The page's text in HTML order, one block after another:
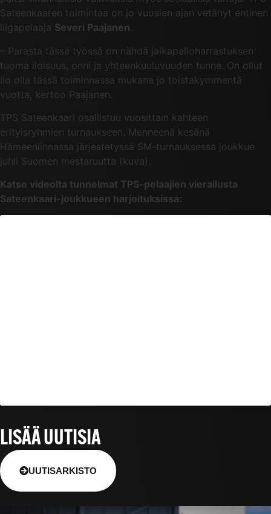
Sateenkaaren toimintaa on jo vuosien ajan vetänyt entinen
liigapelaaja Severi Paajanen.
– Parasta tässä työssä on nähdä jalkapalloharrastuksen
tuoma iloisuus, onni ja yhteenkuuluvuuden tunne. On ollut
ilo olla tässä toiminnassa mukana jo toistakymmentä
vuotta, kertoo Paajanen.
TPS Sateenkaari osallistuu vuosittain kahteen
erityisryhmien turnaukseen. Menneenä kesänä
Hämeenlinnassa järjestetyssä SM-turnauksessa joukkue
juhli Suomen mestaruutta (kuva).
Katso videolta tunnelmat TPS-pelaajien vierailusta
Sateenkaari-joukkueen harjoituksissa:
LISÄÄ UUTISIA
UUTISARKISTO